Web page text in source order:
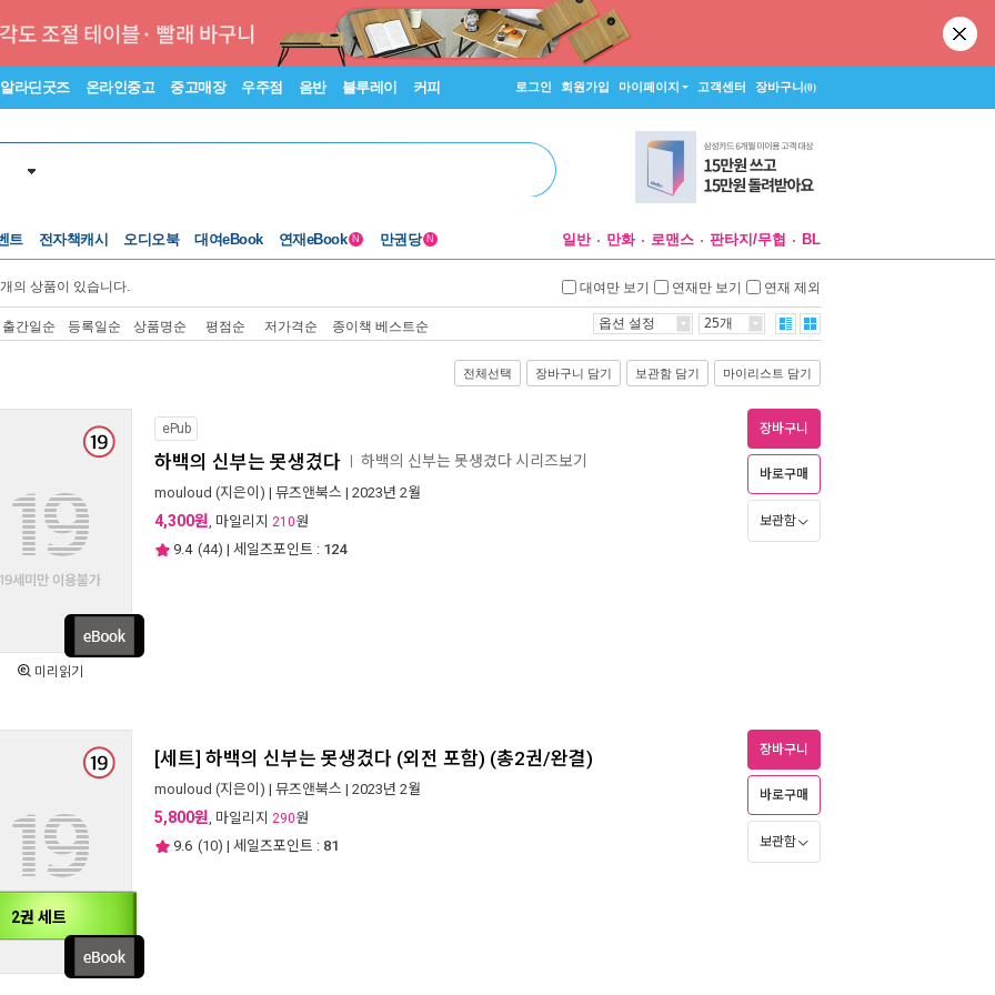
알라딘굿즈 온라인중고 중고매장 우주점 음반 블루레이 커피 로그인 회원가입 마이페이지 고객센터 장바구니(0)
트 전자책캐시 오디오북 대여eBook 연재eBook N 만권당 N 일반 만화 로맨스 판타지/무협 BL
개의 상품이 있습니다. 대여만 보기 연재만 보기 연재 제외
출간일순 등록일순 상품명순 평점순 저가격순 종이책 베스트순 옵션 설정 25개
전체선택 장바구니 담기 보관함 담기 마이리스트 담기
미리읽기
ePub
하백의 신부는 못생겼다 하백의 신부는 못생겼다 시리즈보기
mouloud (지은이) | 뮤즈앤북스 | 2023년 2월
4,300원, 마일리지 210원
9.4 (44) | 세일즈포인트 : 124
장바구니
바로구매
보관함
2권 세트
[세트] 하백의 신부는 못생겼다 (외전 포함) (총2권/완결)
mouloud (지은이) | 뮤즈앤북스 | 2023년 2월
5,800원, 마일리지 290원
9.6 (10) | 세일즈포인트 : 81
장바구니
바로구매
보관함